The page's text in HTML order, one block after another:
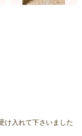
け入れて下さいました